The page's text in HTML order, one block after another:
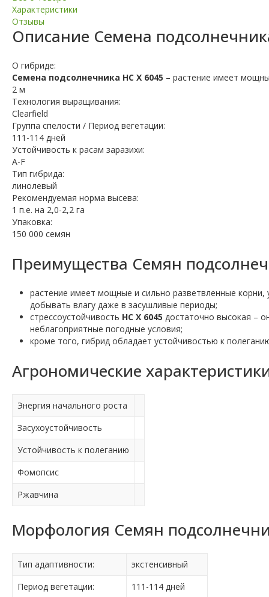
Характеристики
Отзывы
Описание Семена
О гибриде:
Семена подсолнечника НС Х 6045 – растение имеет
2 м
Технология выращивания:
Clearfield
Группа спелости / Период вегетации:
111-114 дней
Устойчивость к расам заразихи:
A-F
Тип гибрида:
линолевый
Рекомендуемая норма высева:
1 п.е. на 2,0-2,2 га
Упаковка:
150 000 семян
Преимущества Семян
растение имеет мощные и сильно разветвленные
добывать влагу даже в засушливые периоды;
стрессоустойчивость НС Х 6045 достаточно высокая –
неблагоприятные погодные условия;
кроме того, гибрид обладает устойчивостью к
Агрономические
Энергия начального роста
Засухоустойчивость
Устойчивость к полеганию
Фомопсис
Ржавчина
Морфология Семян
Тип адаптивности:
экстенсивный
Период вегетации:
111-114 дней